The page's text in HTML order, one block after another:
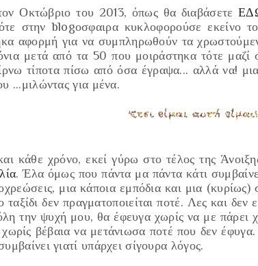
Οκτώβριο του 2013, όπως θα διαβάσετε
στην blogοσφαιρα κυκλοφορούσε
αφορμή για να συμπληρωθούν τα
μετά από τα 50 που μοιράστηκα τότε
τίποτα πίσω από όσα έγραψα... αλλά να!
...μιλώντας για μένα.
κάθε χρόνο, εκεί γύρω στο τέλος της
. Έλα όμως που πάντα μα πάντα κάτι
μια κάποια εμπόδια και μια (κυρίως)
δεν πραγματοποιείται ποτέ. Λες και δεν
την ψυχή μου, θα έφευγα χωρίς να με πάρει
βέβαια να μετάνιωσα ποτέ που δεν
γιατί υπάρχει σίγουρα λόγος.